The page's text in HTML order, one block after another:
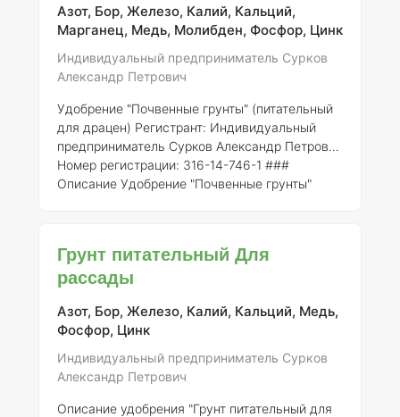
качество плодов. ### Состав элементов с
концентрацией Удобрение содержит
следующие макро- и микроэлементы: -Азот
(N):
8% -Фосфор (P2O5):
Азот, Бор, Железо, Калий, Кальций,
Марганец, Медь, Молибден, Фосфор, Цинк
Индивидуальный предприниматель Сурков
Александр Петрович
Удобрение "Почвенные грунты" (питательный
для драцен) Регистрант: Индивидуальный
предприниматель Сурков Александр Петрович
Номер регистрации: 316-14-746-1 ###
Описание Удобрение "Почвенные грунты"
(Dracaena spp.). Данное удобрение содержит
сбалансированный набор макро- и
полноценного питания растений. ### Состав
элементов Состав удобрения включает
следующие элементы с их концентрациями: -
А
Грунт питательный Для
рассады
Азот, Бор, Железо, Калий, Кальций, Медь,
Фосфор, Цинк
Индивидуальный предприниматель Сурков
Александр Петрович
Описание удобрения "Грунт питательный для